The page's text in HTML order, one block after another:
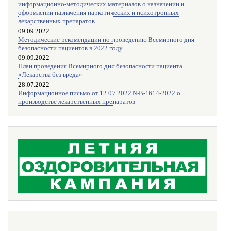
информационно-методических материалов о назначении и
оформлении назначения наркотических и психотропных
лекарственных препаратов
09.09.2022
Методические рекомендации по проведению Всемирного дня
безопасности пациентов в 2022 году
09.09.2022
План проведения Всемирного дня безопасности пациента
«Лекарства без вреда»
28.07.2022
Информационное письмо от 12.07.2022 №В-1614-2022 о
производстве лекарственных препаратов